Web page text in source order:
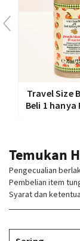
Travel Size
Beli 1 hanya
Temukan
Pengecualian
Pembelian item
Syarat dan